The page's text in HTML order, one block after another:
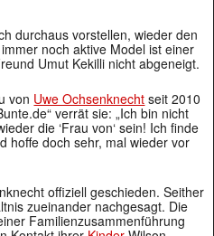
durchaus vorstellen, wieder den
noch aktive Model ist einer
Umut Kekilli nicht abgeneigt.
von Uwe Ochsenknecht seit 2010
verrät sie: „Ich bin nicht
die ‘Frau von‘ sein! Ich finde
hoffe doch sehr, mal wieder vor
offiziell geschieden. Seither
zueinander nachgesagt. Die
Familienzusammenführung